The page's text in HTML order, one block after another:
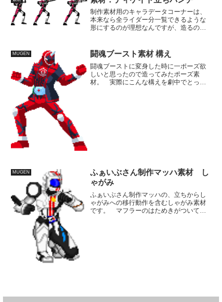
たものにする必要があるので、...
制作素材用のキャラデータコーナーは、
本来なら全ライダー分一覧できるような
形にするのが理想なんですが、造るのに
で、素材まとめと解説を少しづつこまめ
にあげながら、ある程度ま...
MUGEN 闘魂ブースト素材 構え
闘魂ブーストに変身した時に一ポーズ欲
しいと思ったので造ってみたポーズ素
材。 実際にこんな構えを劇中でとった
MUGEN
ふぁいぶさん制作マッハ素材 し
ゃがみ
ふぁいぶさん制作マッハの、立ちからし
ゃがみへの移行動作を含むしゃがみ素材
です。 マフラーのはためきがついてい